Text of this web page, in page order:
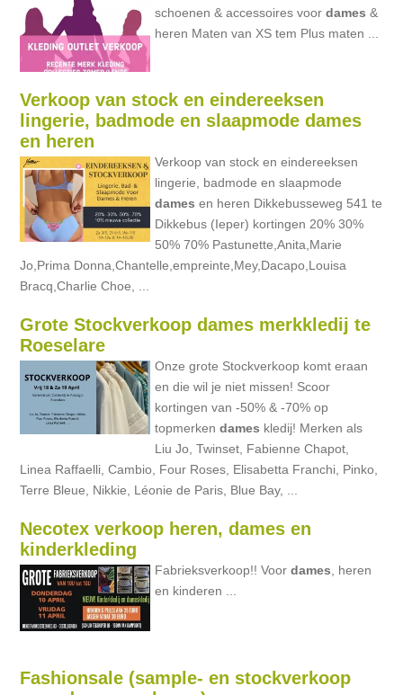
schoenen & accessoires voordames &
heren Maten van XS tem Plus maten ...
Verkoop van stock en eindereeksen
lingerie, badmode en slaapmode dames
en heren
Verkoop van stock en eindereeksen
lingerie, badmode en slaapmode
dames en heren Dikkebusseweg 541 te
Dikkebus (Ieper) kortingen 20% 30%
50% 70% Pastunette,Anita,Marie
Jo,Prima Donna,Chantelle,empreinte,Mey,Dacapo,Louisa
Bracq,Charlie Choe, ...
Grote Stockverkoop dames merkkledij te
Roeselare
Onze grote Stockverkoop komt eraan
en die wil je niet missen! Scoor
kortingen van -50% & -70% op
topmerkendames kledij! Merken als
Liu Jo, Twinset, Fabienne Chapot,
Linea Raffaelli, Cambio, Four Roses, Elisabetta Franchi, Pinko,
Terre Bleue, Nikkie, Léonie de Paris, Blue Bay, ...
Necotex verkoop heren, dames en
kinderkleding
Fabrieksverkoop!! Voordames , heren
en kinderen ...
Fashionsale (sample- en stockverkoop